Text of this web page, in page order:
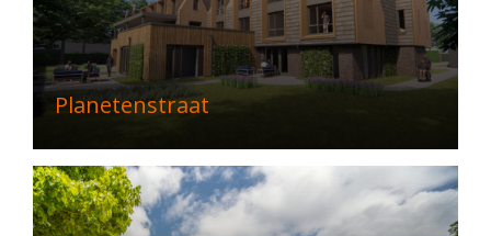
Planetenstraat